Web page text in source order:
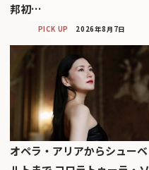
邦初…
PICK UP 2026年8月7日
オペラ・アリアからシューベ